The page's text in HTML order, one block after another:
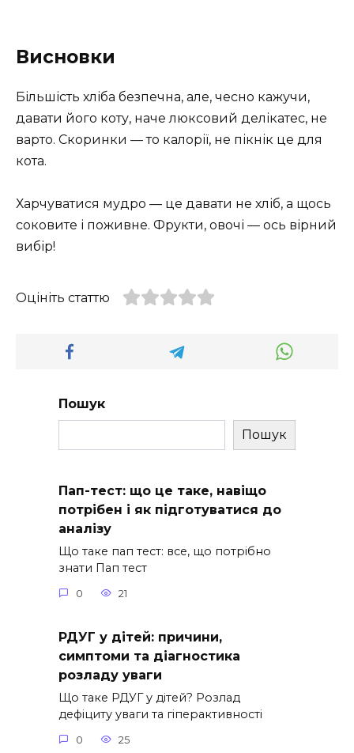
Висновки
Більшість хліба безпечна, але, чесно кажучи,
давати його коту, наче люксовий делікатес, не
варто. Скоринки — то калорії, не пікнік це для
кота.
Харчуватися мудро — це давати не хліб, а щось
соковите і поживне. Фрукти, овочі — ось вірний
вибір!
Оцініть статтю
Пошук
Пошук
Пап-тест: що це таке, навіщо
потрібен і як підготуватися до
аналізу
Що таке пап тест: все, що потрібно
знати Пап тест
0 21
РДУГ у дітей: причини,
симптоми та діагностика
розладу уваги
Що таке РДУГ у дітей? Розлад
дефіциту уваги та гіперактивності
0 25